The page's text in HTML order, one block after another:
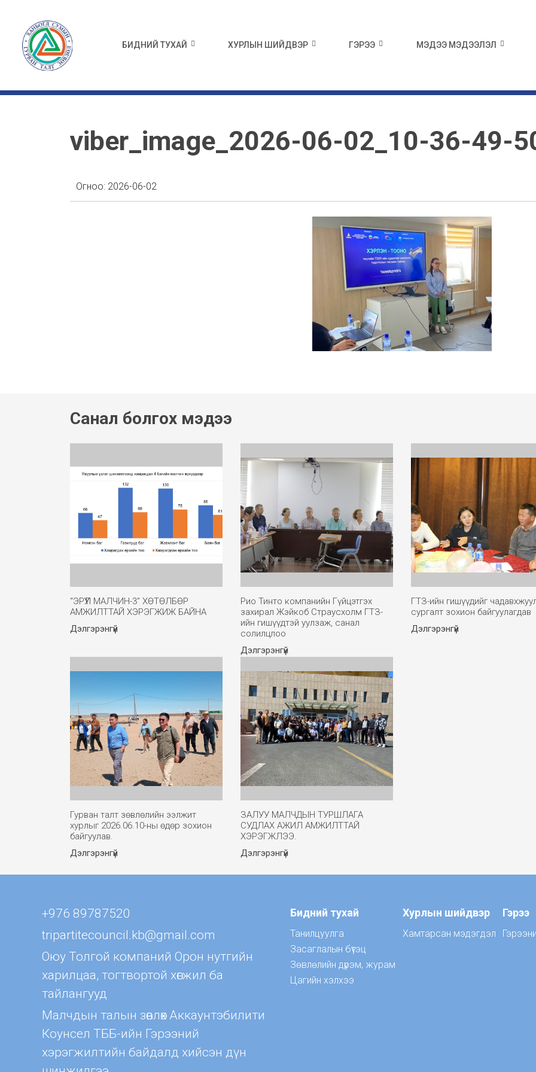
БИДНИЙ ТУХАЙ ХУРЛЫН ШИЙДВЭР ГЭРЭЭ МЭДЭЭ МЭДЭЭЛЭЛ
viber_image_2026-06-02_10-36-49-
Огноо: 2026-06-02
Санал болгох мэдээ
“ЭРҮҮЛ МАЛЧИН-3” ХӨТӨЛБӨР
АМЖИЛТТАЙ ХЭРЭГЖИЖ БАЙНА
Дэлгэрэнгүй
Рио Тинто компанийн Гүйцэтгэх
захирал Жэйкоб Страусхолм ГТЗ-
ийн гишүүдтэй уулзаж, санал
солилцлоо
Дэлгэрэнгүй
ГТЗ-ийн гишүүдийг
сургалт зохион байгуулагдав
Дэлгэрэнгүй
Гурван талт зөвлөлийн ээлжит
хурлыг 2026.06.10-ны өдөр зохион
байгуулав.
Дэлгэрэнгүй
ЗАЛУУ МАЛЧДЫН ТУРШЛАГА
СУДЛАХ АЖИЛ АМЖИЛТТАЙ
ХЭРЭГЖЛЭЭ.
Дэлгэрэнгүй
+976 89787520
tripartitecouncil.kb@gmail.com
Оюу Толгой компаний Орон нутгийн
харилцаа, тогтвортой хөгжил ба
тайлангууд
Малчдын талын зөвлөх Aккаунтэбилити
Коунсел ТББ-ийн Гэрээний
хэрэгжилтийн байдалд хийсэн дүн
Бидний тухай
Танилцуулга
Засаглалын бүтэц
Зөвлөлийн дүрэм, журам
Цагийн хэлхээ
Хурлын шийдвэр
Хамтарсан мэдэгдэл
Гэрээ